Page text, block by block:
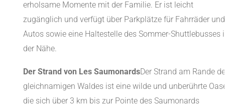
erholsame Momente mit der Familie. Er ist leicht
zugänglich und verfügt über Parkplätze für Fahrräder und
Autos sowie eine Haltestelle des Sommer-Shuttlebusses
der Nähe.
Der Strand von Les SaumonardsDer Strand am Rande
gleichnamigen Waldes ist eine wilde und unberührte
die sich über 3 km bis zur Pointe des Saumonards